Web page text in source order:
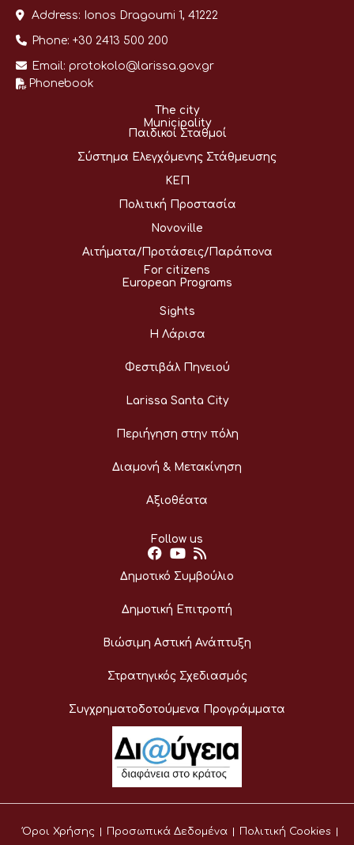
Address: Ionos Dragoumi 1, 41222
Phone: +30 2413 500 200
Email: protokolo@larissa.gov.gr
Phonebook
The city
Municipality
Παιδικοί Σταθμοί
Σύστημα Ελεγχόμενης Στάθμευσης
ΚΕΠ
Πολιτική Προστασία
Novoville
Αιτήματα/Προτάσεις/Παράπονα
For citizens
European Programs
Sights
Η Λάρισα
Φεστιβάλ Πηνειού
Larissa Santa City
Περιήγηση στην πόλη
Διαμονή & Μετακίνηση
Αξιοθέατα
Follow us
Δημοτικό Συμβούλιο
Δημοτική Επιτροπή
Βιώσιμη Αστική Ανάπτυξη
Στρατηγικός Σχεδιασμός
Συγχρηματοδοτούμενα Προγράμματα
Όροι Χρήσης Προσωπικά Δεδομένα Πολιτική Cookies